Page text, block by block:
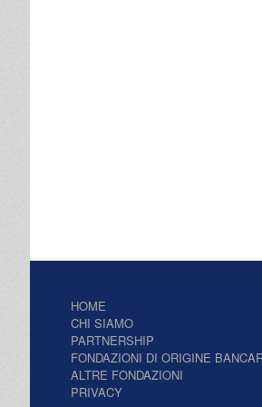
HOME
CHI SIAMO
PARTNERSHIP
FONDAZIONI DI ORIGINE
ALTRE FONDAZIONI
PRIVACY